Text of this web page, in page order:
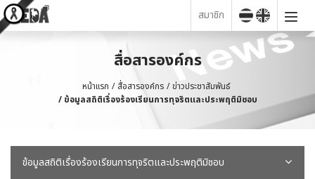
สมาชิก
สื่อสารองค์กร
หน้าแรก สื่อสารองค์กร
ข่าวประชาสัมพันธ์
ข้อมูลสถิติเรื่องร้องเรียนการทุจริตและประพฤติมิชอบ
ข้อมูลสถิติเรื่องร้องเรียนการทุจริตและประพฤติมิชอบ